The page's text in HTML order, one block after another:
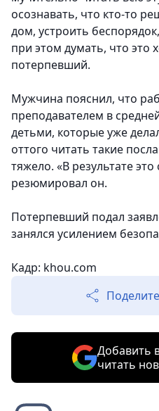
осознавать, что кто-то
дом, устроить
при этом думать, что
потерпевший.
Мужчина пояснил, что
преподавателем в
детьми, которые уже
оттого читать такие
тяжело. «В результате
резюмировал он.
Потерпевший подал
занялся усилением
Кадр: khou.com
Добавить
читать